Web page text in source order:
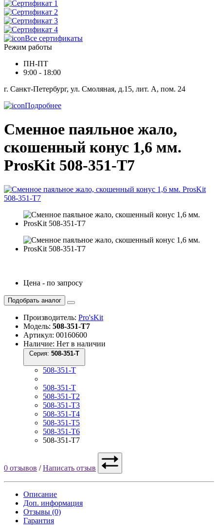
Все сертификаты
Режим работы
ПН-ПТ
9:00 - 18:00
г. Санкт-Петербург, ул. Смоляная, д.15, лит. А, пом. 24
Подробнее
Сменное паяльное жало,
скошенный конус 1,6 мм.
ProsKit 508-351-T7
Цена - по запросу
Подобрать аналог
Производитель: Pro'sKit
Модель: 508-351-T7
Артикул: 00160600
Наличие: Нет в наличии
Серия:
508-351-T
508-351-T
508-351-T2
508-351-T3
508-351-T4
508-351-T5
508-351-T6
508-351-T7
0 отзывов /Написать отзыв
Описание
Доп. информация
Отзывы (0)
Гарантия